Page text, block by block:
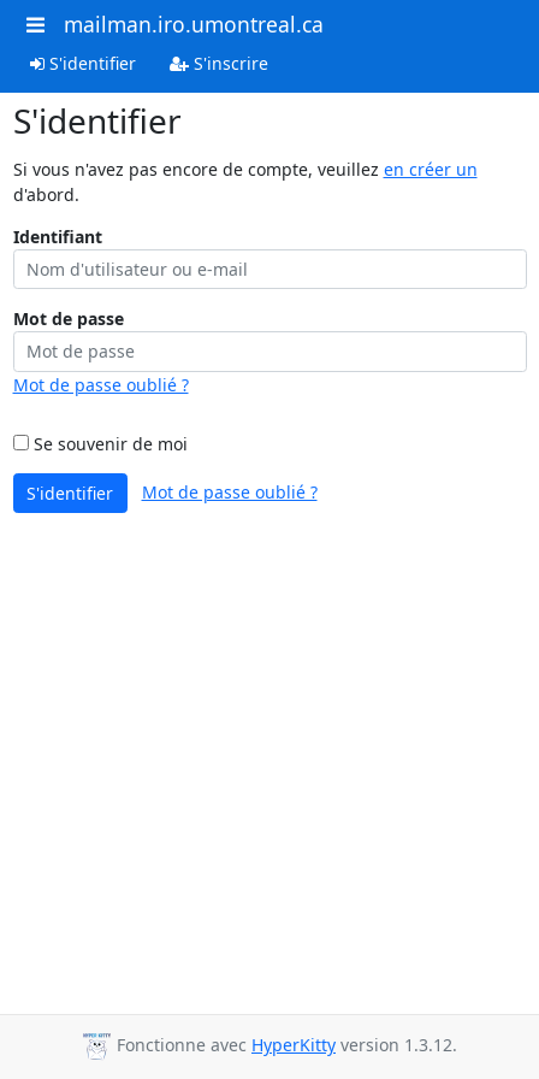
mailman.iro.umontreal.ca
S'identifier S'inscrire
S'identifier
Si vous n'avez pas encore de compte, veuillez en créer un
d'abord.
Identifiant
Mot de passe
Mot de passe oublié ?
Se souvenir de moi
S'identifier Mot de passe oublié ?
Fonctionne avec HyperKitty version 1.3.12.